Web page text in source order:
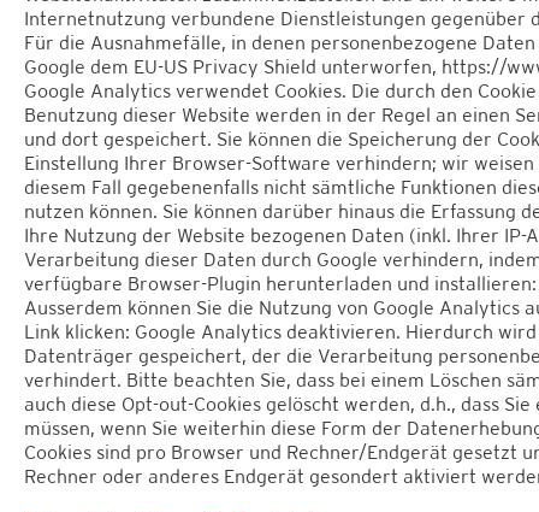
Internetnutzung verbundene Dienstleistungen gegenüber
Für die Ausnahmefälle, in denen personenbezogene
Google dem EU-US Privacy Shield unterworfen, https://
Google Analytics verwendet Cookies. Die durch den
Benutzung dieser Website werden in der Regel an einen
und dort gespeichert. Sie können die Speicherung der
Einstellung Ihrer Browser-Software verhindern; wir weisen
diesem Fall gegebenenfalls nicht sämtliche Funktionen
nutzen können. Sie können darüber hinaus die Erfassung
Ihre Nutzung der Website bezogenen Daten (inkl. Ihrer IP-
Verarbeitung dieser Daten durch Google verhindern,
verfügbare Browser-Plugin herunterladen und
Ausserdem können Sie die Nutzung von Google Analytics
Link klicken: Google Analytics deaktivieren. Hierdurch
Datenträger gespeichert, der die Verarbeitung
verhindert. Bitte beachten Sie, dass bei einem Löschen
auch diese Opt-out-Cookies gelöscht werden, d.h., dass
müssen, wenn Sie weiterhin diese Form der
Cookies sind pro Browser und Rechner/Endgerät gesetzt
Rechner oder anderes Endgerät gesondert aktiviert